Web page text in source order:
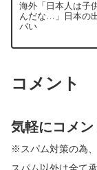
海外「日本人は子
んだな…」日本の
バい
コメント
気軽にコメン
※スパム対策の為
スパム以外は全て